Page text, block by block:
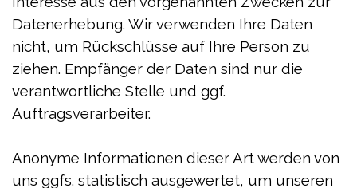
Datenerhebung. Wir verwenden Ihre Daten
nicht, um Rückschlüsse auf Ihre Person zu
ziehen. Empfänger der Daten sind nur die
verantwortliche Stelle und ggf.
Auftragsverarbeiter.
Anonyme Informationen dieser Art werden von
uns ggfs. statistisch ausgewertet, um unseren